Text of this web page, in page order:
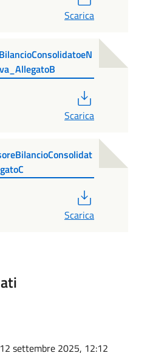
Scarica
Scarica
Scarica
settembre 2025, 12:12